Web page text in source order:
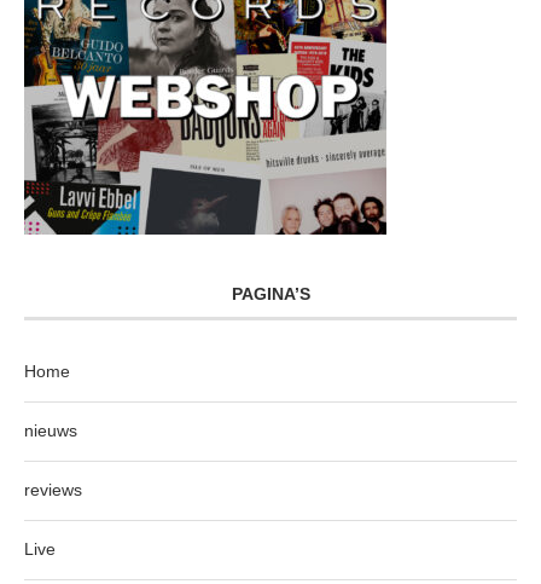
PAGINA’S
Home
nieuws
reviews
Live